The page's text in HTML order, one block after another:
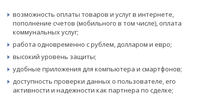
возможность оплаты товаров и услуг в интернете,
пополнение счетов (мобильного в том числе), оплата
коммунальных услуг;
работа одновременно с рублем, долларом и евро;
высокий уровень защиты;
удобные приложения для компьютера и смартфонов;
доступность проверки данных о пользователе, его
активности и надежности как партнера по сделке;